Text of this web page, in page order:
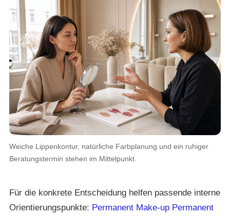
Weiche Lippenkontur, natürliche Farbplanung und ein ruhiger
Beratungstermin stehen im Mittelpunkt.
Für die konkrete Entscheidung helfen passende interne
Orientierungspunkte: Permanent Make-up Permanent